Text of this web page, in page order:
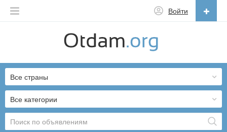
Войти
English
Русский
Українська
Все категории
Все страны